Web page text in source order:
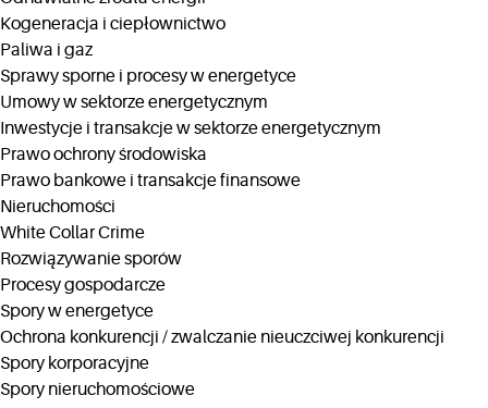
Kogeneracja i ciepłownictwo
Paliwa i gaz
Sprawy sporne i procesy w energetyce
Umowy w sektorze energetycznym
Inwestycje i transakcje w sektorze energetycznym
Prawo ochrony środowiska
Prawo bankowe i transakcje finansowe
Nieruchomości
White Collar Crime
Rozwiązywanie sporów
Procesy gospodarcze
Spory w energetyce
Ochrona konkurencji / zwalczanie nieuczciwej konkurencji
Spory korporacyjne
Spory nieruchomościowe